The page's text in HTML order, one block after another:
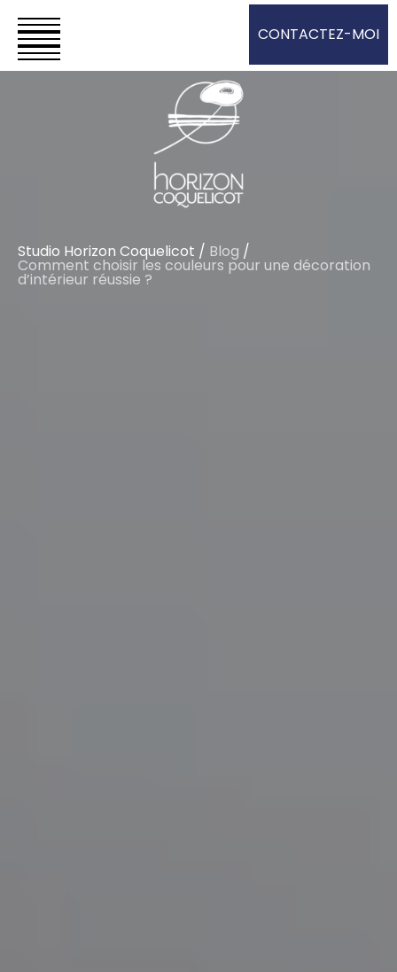
CONTACTEZ-MOI
Studio Horizon Coquelicot / Blog /
Comment choisir les couleurs pour une décoration
d’intérieur réussie ?